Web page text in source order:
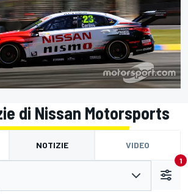
di Nissan Motorsports
NOTIZIE VIDEO
1